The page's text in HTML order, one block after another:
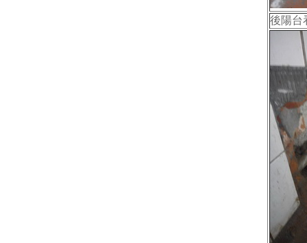
後陽台